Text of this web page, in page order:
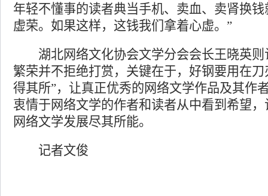
年轻不懂事的读者典当手机、卖血、卖肾换钱
虚荣。如果这样，这钱我们拿着心虚。”
湖北网络文化协会文学分会会长王晓英则
繁荣并不拒绝打赏，关键在于，好钢要用在
得其所”，让真正优秀的网络文学作品及其作
衷情于网络文学的作者和读者从中看到希望
网络文学发展尽其所能。
记者文俊